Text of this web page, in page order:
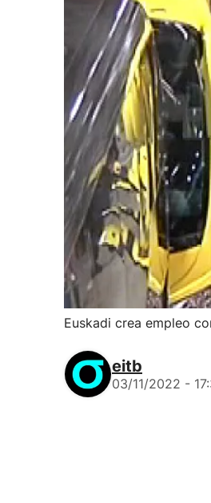
Euskadi crea empleo
eitb
03/11/2022 -